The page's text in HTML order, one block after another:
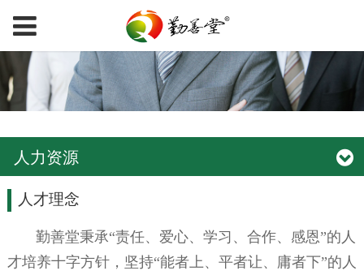
人力资源
人才理念
勤善堂秉承“责任、爱心、学习、合作、感恩”的人
才培养十字方针，坚持“能者上、平者让、庸者下”的人